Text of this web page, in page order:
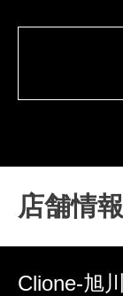
トキをご堪
店舗情報
Clione-旭